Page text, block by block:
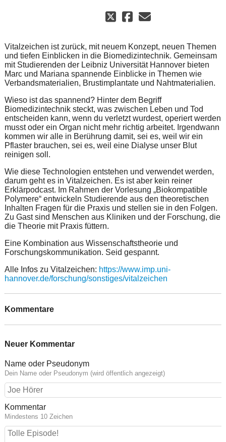
Vitalzeichen ist zurück, mit neuem Konzept, neuen Themen
und tiefen Einblicken in die Biomedizintechnik. Gemeinsam
mit Studierenden der Leibniz Universität Hannover bieten
Marc und Mariana spannende Einblicke in Themen wie
Verbandsmaterialien, Brustimplantate und Nahtmaterialien.
Wieso ist das spannend? Hinter dem Begriff
Biomedizintechnik steckt, was zwischen Leben und Tod
entscheiden kann, wenn du verletzt wurdest, operiert werden
musst oder ein Organ nicht mehr richtig arbeitet. Irgendwann
kommen wir alle in Berührung damit, sei es, weil wir ein
Pflaster brauchen, sei es, weil eine Dialyse unser Blut
reinigen soll.
Wie diese Technologien entstehen und verwendet werden,
darum geht es in Vitalzeichen. Es ist aber kein reiner
Erklärpodcast. Im Rahmen der Vorlesung „Biokompatible
Polymere“ entwickeln Studierende aus den theoretischen
Inhalten Fragen für die Praxis und stellen sie in den Folgen.
Zu Gast sind Menschen aus Kliniken und der Forschung, die
die Theorie mit Praxis füttern.
Eine Kombination aus Wissenschaftstheorie und
Forschungskommunikation. Seid gespannt.
Alle Infos zu Vitalzeichen: https://www.imp.uni-
hannover.de/forschung/sonstiges/vitalzeichen
Kommentare
Neuer Kommentar
Name oder Pseudonym
Dein Name oder Pseudonym (wird öffentlich angezeigt)
Kommentar
Mindestens 10 Zeichen